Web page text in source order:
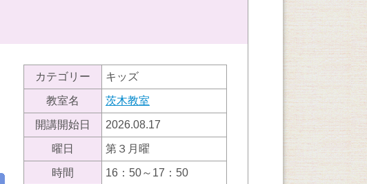
カテゴリー キッズ
教室名 茨木教室
開講開始日 2026.08.17
曜日 第３月曜
時間 16：50～17：50